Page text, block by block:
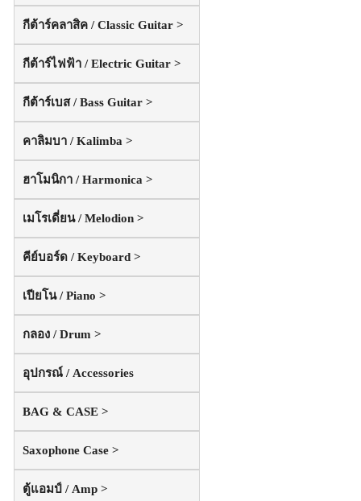
กีต้าร์คลาสิค / Classic Guitar >
กีต้าร์ไฟฟ้า / Electric Guitar >
กีต้าร์เบส / Bass Guitar >
คาลิมบา / Kalimba >
ฮาโมนิกา / Harmonica >
เมโรเดี่ยน / Melodion >
คีย์บอร์ด / Keyboard >
เปียโน / Piano >
กลอง / Drum >
อุปกรณ์ / Accessories
BAG & CASE >
Saxophone Case >
ตู้แอมป์ / Amp >